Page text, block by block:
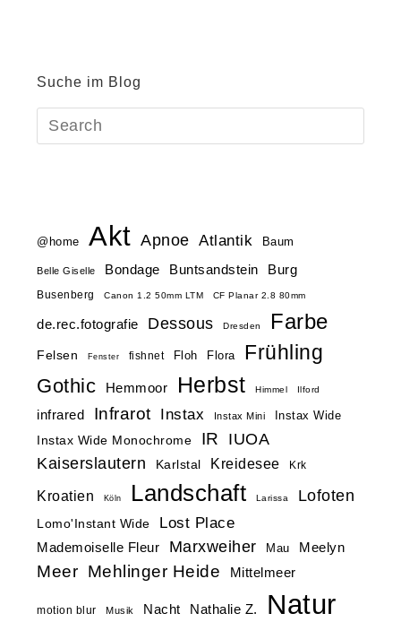
Suche im Blog
@home Akt Apnoe Atlantik Baum
Belle Giselle Bondage Buntsandstein Burg
Busenberg Canon 1.2 50mm LTM CF Planar 2.8 80mm
de.rec.fotografie Dessous Dresden Farbe
Felsen Fenster fishnet Floh Flora Frühling
Gothic Hemmoor Herbst Himmel Ilford
infrared Infrarot Instax Instax Mini
Instax Wide
Instax Wide Monochrome
IR
IUOA
Kaiserslautern
Karlstal Kreidesee Krk
Kroatien Köln Landschaft Larissa Lofoten
Lomo'Instant Wide Lost Place
Mademoiselle Fleur Marxweiher Mau Meelyn
Meer Mehlinger Heide Mittelmeer
motion blur Musik Nacht Nathalie Z. Natur